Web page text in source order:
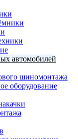
автомобилей
шиномонтажа
оборудование